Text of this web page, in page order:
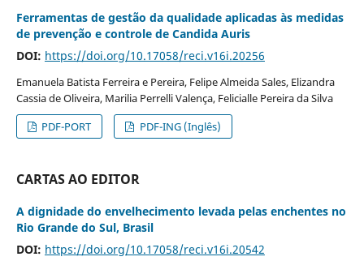
Ferramentas de gestão da qualidade aplicadas às medidas
de prevenção e controle de Candida Auris
DOI: https://doi.org/10.17058/reci.v16i.20256
Emanuela Batista Ferreira e Pereira, Felipe Almeida Sales, Elizandra
Cassia de Oliveira, Marilia Perrelli Valença, Felicialle Pereira da Silva
PDF-PORT
PDF-ING (Inglês)
CARTAS AO EDITOR
A dignidade do envelhecimento levada pelas enchentes no
Rio Grande do Sul, Brasil
DOI: https://doi.org/10.17058/reci.v16i.20542